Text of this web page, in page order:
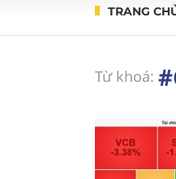
TRANG
Từ khoá: